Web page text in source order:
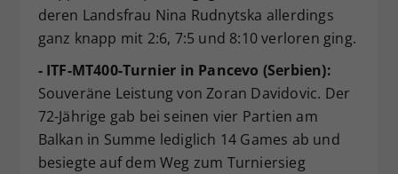
deren Landsfrau Nina Rudnytska allerdings
ganz knapp mit 2:6, 7:5 und 8:10 verloren ging.
- ITF-MT400-Turnier in Pancevo (Serbien):
Souveräne Leistung von Zoran Davidovic. Der
72-Jährige gab bei seinen vier Partien am
Balkan in Summe lediglich 14 Games ab und
besiegte auf dem Weg zum Turniersieg